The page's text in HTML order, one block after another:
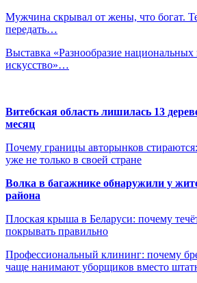
Мужчина скрывал от жены, что богат.
передать…
Выставка «Разнообразие национальных
искусство»…
Витебская область лишилась 13
месяц
Почему границы авторынков
уже не только в своей стране
Волка в багажнике обнаружили у
района
Плоская крыша в Беларуси: почему
покрывать правильно
Профессиональный клининг: почему
чаще нанимают уборщиков вместо